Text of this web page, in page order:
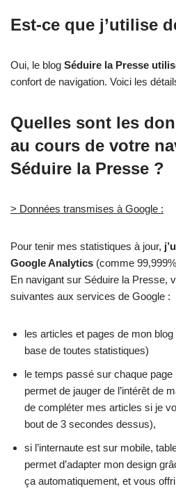
Est-ce que j’utilise
Oui, le blog Séduire la Presse
confort de navigation. Voici les
Quelles sont les
au cours de votre
Séduire la Presse ?
> Données transmises à Google :
Pour tenir mes statistiques à jour,
Google Analytics (comme
En navigant sur Séduire la Presse,
suivantes aux services de Google :
les articles et pages de mon blog
base de toutes statistiques)
le temps passé sur chaque page
permet de jauger de l’intérêt de
de compléter mes articles si je
bout de 3 secondes dessus),
si l’internaute est sur mobile,
permet d’adapter mon design
ça automatiquement, et vous